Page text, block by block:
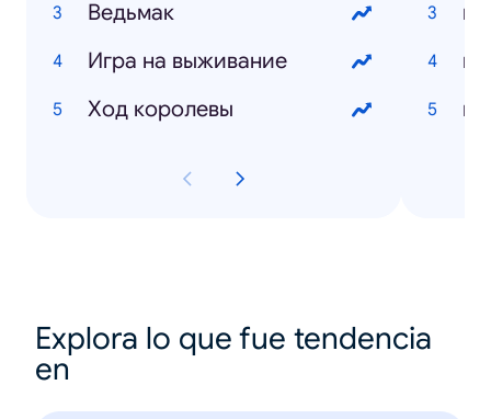
Ведьмак
Игра на выживание
Ход королевы
Explora lo que fue tendencia
en